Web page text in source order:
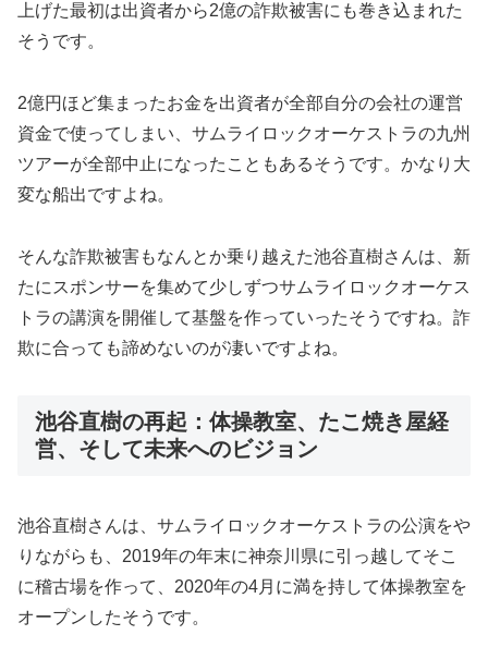
上げた最初は出資者から2億の詐欺被害にも巻き込まれた
そうです。
2億円ほど集まったお金を出資者が全部自分の会社の運営
資金で使ってしまい、サムライロックオーケストラの九州
ツアーが全部中止になったこともあるそうです。かなり大
変な船出ですよね。
そんな詐欺被害もなんとか乗り越えた池谷直樹さんは、新
たにスポンサーを集めて少しずつサムライロックオーケス
トラの講演を開催して基盤を作っていったそうですね。詐
欺に合っても諦めないのが凄いですよね。
池谷直樹の再起：体操教室、たこ焼き屋経
営、そして未来へのビジョン
池谷直樹さんは、サムライロックオーケストラの公演をや
りながらも、2019年の年末に神奈川県に引っ越してそこ
に稽古場を作って、2020年の4月に満を持して体操教室を
オープンしたそうです。